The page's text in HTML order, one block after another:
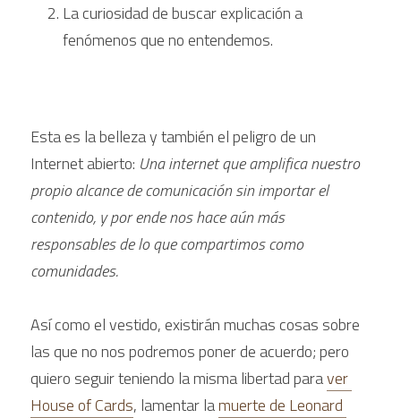
La curiosidad de buscar explicación a
fenómenos que no entendemos.
Esta es la belleza y también el peligro de un
Internet abierto: Una internet que amplifica nuestro
propio alcance de comunicación sin importar el
contenido, y por ende nos hace aún más
responsables de lo que compartimos como
comunidades.
Así como el vestido, existirán muchas cosas sobre
las que no nos podremos poner de acuerdo; pero
quiero seguir teniendo la misma libertad para ver
House of Cards, lamentar la muerte de Leonard